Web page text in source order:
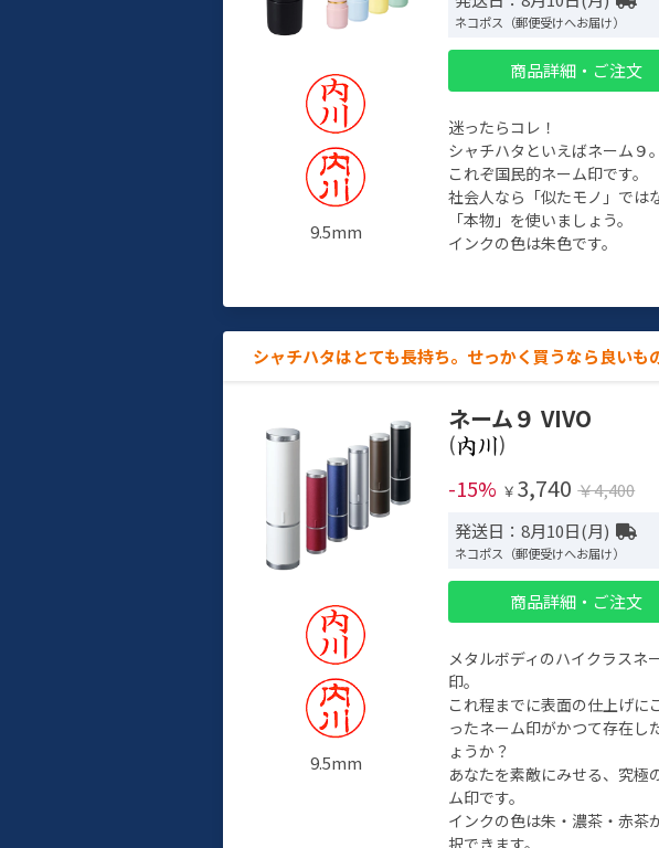
9.5mm
ネコポス（郵便受けへお届け）
商品詳細・ご注文
迷ったらコレ！
シャチハタといえばネーム９。
これぞ国民的ネーム印です。
社会人なら「似たモノ」では
「本物」を使いましょう。
インクの色は朱色です。
シャチハタはとても長持ち。せっかく買うなら良いも
9.5mm
ネーム９ VIVO
(
)
-15% ￥ 3,740 ￥4,400
発送日：8月10日(月)
ネコポス（郵便受けへお届け）
商品詳細・ご注文
メタルボディのハイクラスネ
印。
これ程までに表面の仕上げに
ったネーム印がかつて存在し
ょうか？
あなたを素敵にみせる、究極
ム印です。
インクの色は朱・濃茶・赤茶